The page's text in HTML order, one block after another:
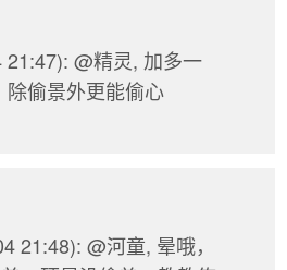
21:47): @精灵, 加多一
偷景外更能偷心
21:48): @河童, 晕哦，